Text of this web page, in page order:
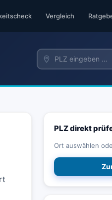
Vergleich
PLZ direkt
Ort auswählen